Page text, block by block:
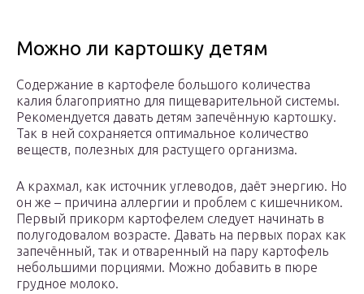
Можно ли картошку детям
Содержание в картофеле большого количества
калия благоприятно для пищеварительной системы.
Рекомендуется давать детям запечённую картошку.
Так в ней сохраняется оптимальное количество
веществ, полезных для растущего организма.
А крахмал, как источник углеводов, даёт энергию. Но
он же – причина аллергии и проблем с кишечником.
Первый прикорм картофелем следует начинать в
полугодовалом возрасте. Давать на первых порах как
запечённый, так и отваренный на пару картофель
небольшими порциями. Можно добавить в пюре
грудное молоко.